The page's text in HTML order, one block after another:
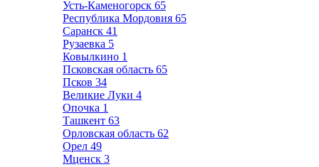
Усть-Каменогорск 65
Республика Мордовия 65
Саранск 41
Рузаевка 5
Ковылкино 1
Псковская область 65
Псков 34
Великие Луки 4
Опочка 1
Ташкент 63
Орловская область 62
Орел 49
Мценск 3